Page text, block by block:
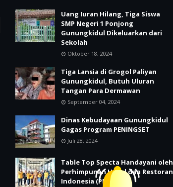
Uang Iuran Hilang, Tiga Siswa
SMP Negeri 1 Ponjong
Gunungkidul Dikeluarkan dari
Sekolah
Oktober 18, 2024
Tiga Lansia di Grogol Paliyan
Gunungkidul, Butuh Uluran
Tangan Para Dermawan
September 04, 2024
Dinas Kebudayaan Gunungkidul
Gagas Program PENINGSET
Juli 28, 2024
Table Top Specta Handayani oleh
Perhimpunan Hotel dan Restoran
Indonesia (PHRI)